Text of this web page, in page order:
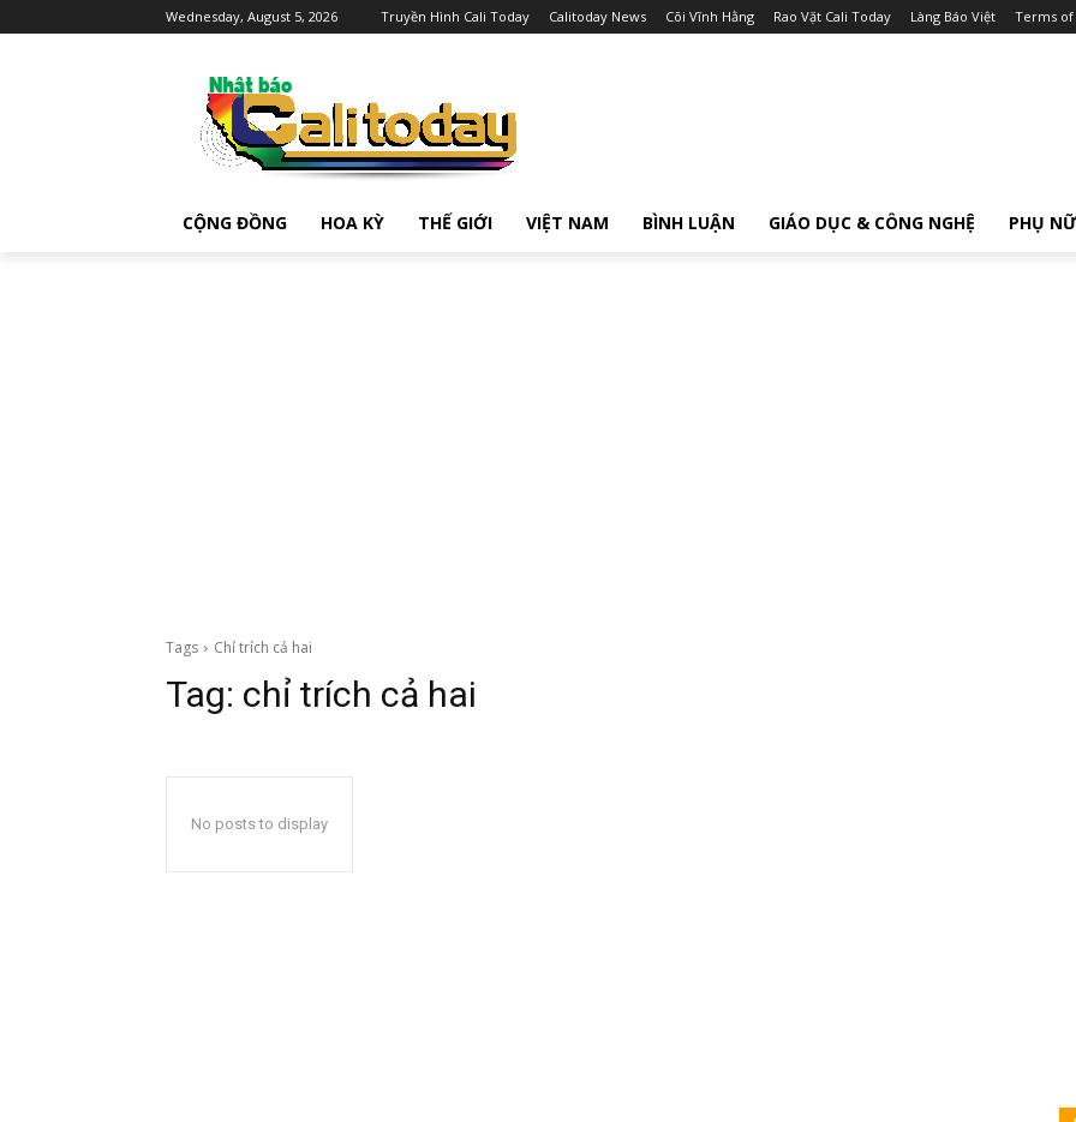
Wednesday, August 5, 2026 Truyền Hình Cali Today Calitoday News Cõi Vĩnh Hằng Rao Vặt Cali Today Làng Báo Việt Terms of
CỘNG ĐỒNG HOA KỲ THẾ GIỚI VIỆT NAM BÌNH LUẬN GIÁO DỤC & CÔNG NGHỆ PHỤ NỮ
Tags Chỉ trích cả hai
Tag: chỉ trích cả hai
No posts to display